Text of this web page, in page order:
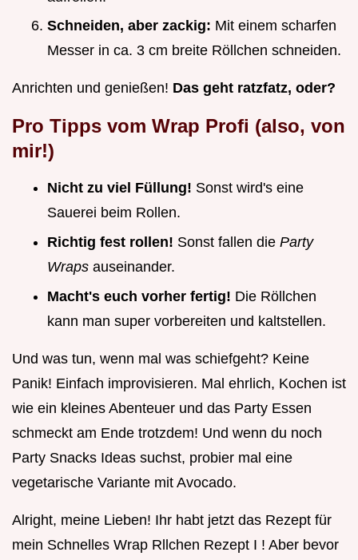
Schneiden, aber zackig: Mit einem scharfen
Messer in ca. 3 cm breite Röllchen schneiden.
Anrichten und genießen! Das geht ratzfatz, oder?
Pro Tipps vom Wrap Profi (also, von
mir!)
Nicht zu viel Füllung! Sonst wird's eine
Sauerei beim Rollen.
Richtig fest rollen! Sonst fallen die Party
Wraps auseinander.
Macht's euch vorher fertig! Die Röllchen
kann man super vorbereiten und kaltstellen.
Und was tun, wenn mal was schiefgeht? Keine
Panik! Einfach improvisieren. Mal ehrlich, Kochen ist
wie ein kleines Abenteuer und das Party Essen
schmeckt am Ende trotzdem! Und wenn du noch
Party Snacks Ideas suchst, probier mal eine
vegetarische Variante mit Avocado.
Alright, meine Lieben! Ihr habt jetzt das Rezept für
mein Schnelles Wrap Rllchen Rezept I ! Aber bevor